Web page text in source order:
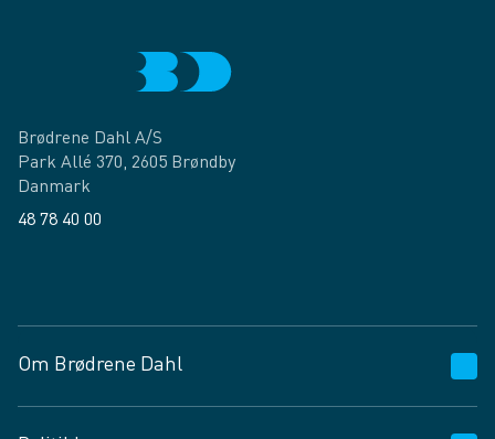
Brødrene Dahl A/S
Park Allé 370, 2605 Brøndby
Danmark
48 78 40 00
Om Brødrene Dahl